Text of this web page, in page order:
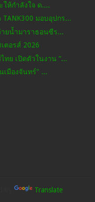
ให้กำลังใจ ด....
มอบอุปกร...
ายน้ำมาราธอนซีร...
ตอรส์ 2026
ทย เปิดตัวในงาน “...
เมืองจันทร์" ...
Translate